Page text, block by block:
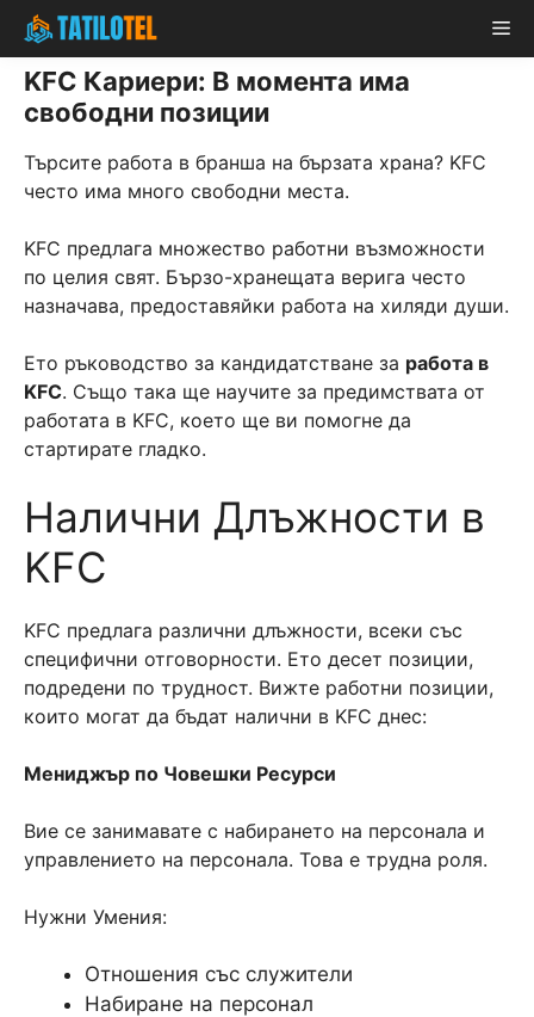
Skip
content
KFC Кариери: В момента има
свободни позиции
Търсите работа в бранша на бързата храна? KFC
често има много свободни места.
KFC предлага множество работни възможности
по целия свят. Бързо-хранещата верига често
назначава, предоставяйки работа на хиляди души.
Ето ръководство за кандидатстване за работа в
KFC. Също така ще научите за предимствата от
работата в KFC, което ще ви помогне да
стартирате гладко.
Налични Длъжности в
KFC
KFC предлага различни длъжности, всеки със
специфични отговорности. Ето десет позиции,
подредени по трудност. Вижте работни позиции,
които могат да бъдат налични в KFC днес:
Мениджър по Човешки Ресурси
Вие се занимавате с набирането на персонала и
управлението на персонала. Това е трудна роля.
Нужни Умения:
Отношения със служители
Набиране на персонал